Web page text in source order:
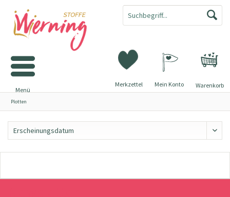
Warenkorb
Merkzettel Mein Konto
Menü
Plotten